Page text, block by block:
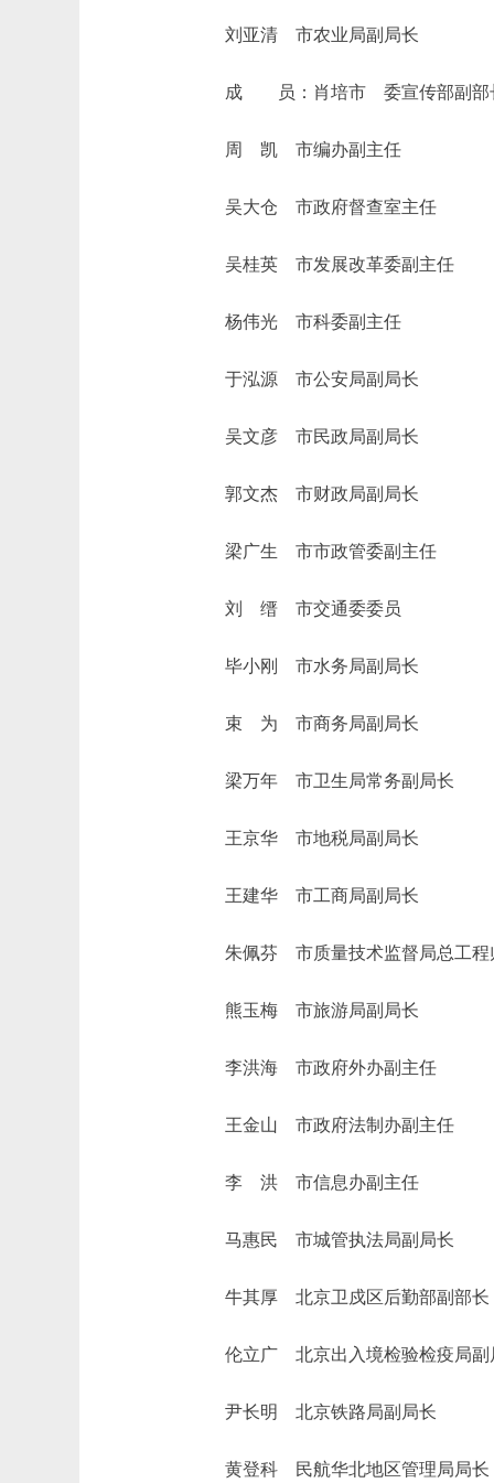
刘亚清 市农业局副局长
成 员：肖培市 委宣传部副部
周 凯 市编办副主任
吴大仓 市政府督查室主任
吴桂英 市发展改革委副主任
杨伟光 市科委副主任
于泓源 市公安局副局长
吴文彦 市民政局副局长
郭文杰 市财政局副局长
梁广生 市市政管委副主任
刘 缙 市交通委委员
毕小刚 市水务局副局长
束 为 市商务局副局长
梁万年 市卫生局常务副局长
王京华 市地税局副局长
王建华 市工商局副局长
朱佩芬 市质量技术监督局总工程
熊玉梅 市旅游局副局长
李洪海 市政府外办副主任
王金山 市政府法制办副主任
李 洪 市信息办副主任
马惠民 市城管执法局副局长
牛其厚 北京卫戍区后勤部副部长
伦立广 北京出入境检验检疫局副
尹长明 北京铁路局副局长
黄登科 民航华北地区管理局局长